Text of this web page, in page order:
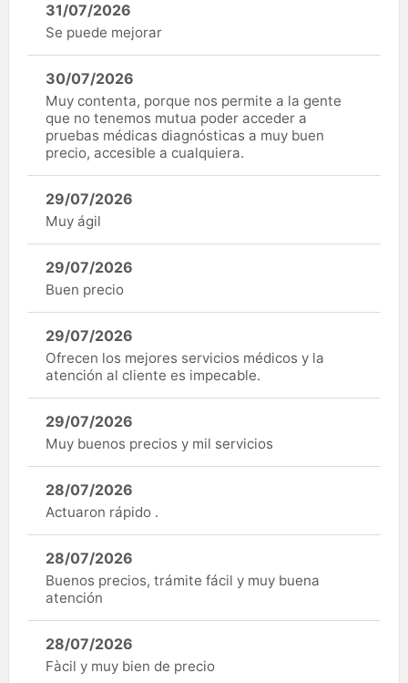
31/07/2026
Se puede mejorar
30/07/2026
Muy contenta, porque nos permite a la gente
que no tenemos mutua poder acceder a
pruebas médicas diagnósticas a muy buen
precio, accesible a cualquiera.
29/07/2026
Muy ágil
29/07/2026
Buen precio
29/07/2026
Ofrecen los mejores servicios médicos y la
atención al cliente es impecable.
29/07/2026
Muy buenos precios y mil servicios
28/07/2026
Actuaron rápido .
28/07/2026
Buenos precios, trámite fácil y muy buena
atención
28/07/2026
Fàcil y muy bien de precio